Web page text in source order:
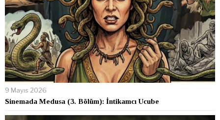
9 Mayıs 2026
Sinemada Medusa (3. Bölüm): İntikamcı Ucube